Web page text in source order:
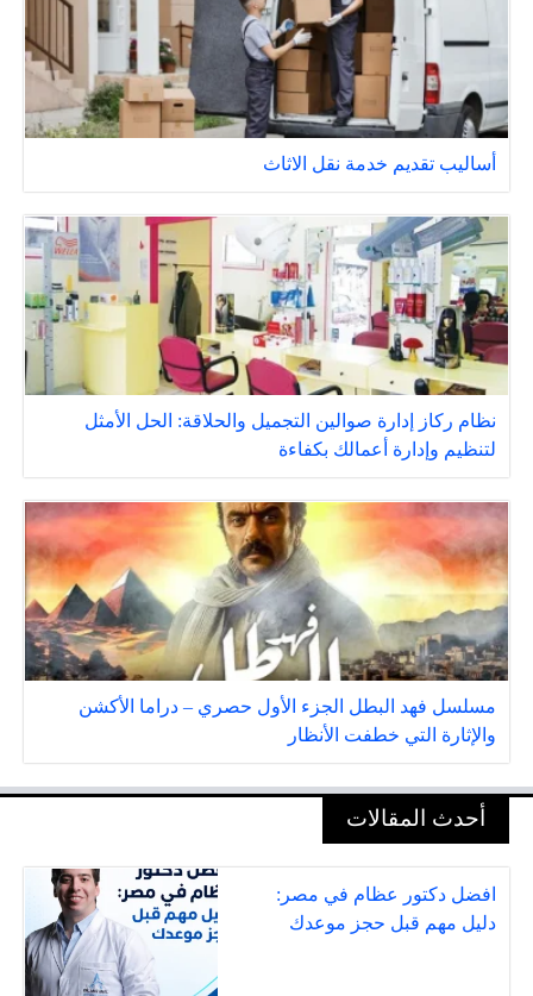
أساليب تقديم خدمة نقل الاثاث
نظام ركاز إدارة صوالين التجميل والحلاقة: الحل الأمثل
لتنظيم وإدارة أعمالك بكفاءة
مسلسل فهد البطل الجزء الأول حصري – دراما الأكشن
والإثارة التي خطفت الأنظار
أحدث المقالات
افضل دكتور عظام في مصر:
دليل مهم قبل حجز موعدك